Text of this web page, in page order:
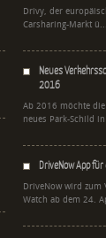
Drivy, der
Carsharing-Markt ü...
Neues
2016
Ab 2016 möchte
neues Park-Schild
DriveNow App für
DriveNow wird zum
Watch ab dem 24.